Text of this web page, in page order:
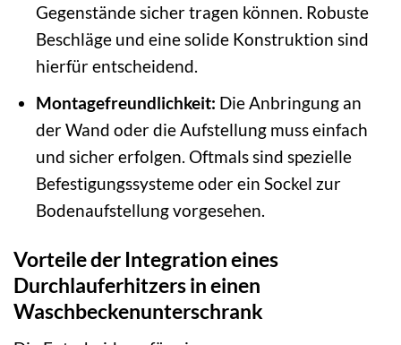
Gegenstände sicher tragen können. Robuste
Beschläge und eine solide Konstruktion sind
hierfür entscheidend.
Montagefreundlichkeit: Die Anbringung an
der Wand oder die Aufstellung muss einfach
und sicher erfolgen. Oftmals sind spezielle
Befestigungssysteme oder ein Sockel zur
Bodenaufstellung vorgesehen.
Vorteile der Integration eines
Durchlauferhitzers in einen
Waschbeckenunterschrank